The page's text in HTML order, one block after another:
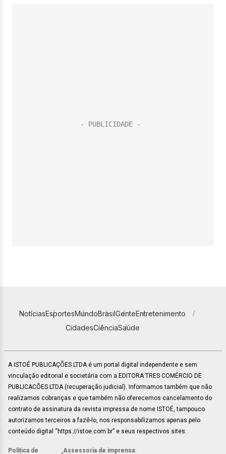
NotíciasEsportesMundoBrasilGenteEntretenimento
CidadesCiênciaSaúde
A ISTOÉ PUBLICAÇÕES LTDA é um portal digital independente e sem
vinculação editorial e societária com a EDITORA TRES COMÉRCIO DE
PUBLICACÕES LTDA (recuperação judicial). Informamos também que não
realizamos cobranças e que também não oferecemos cancelamento do
contrato de assinatura da revista impressa de nome ISTOÉ, tampouco
autorizamos terceiros a fazê-lo, nos responsabilizamos apenas pelo
conteúdo digital “https://istoe.com.br” e seus respectivos sites.
Política de Assessoria de imprensa: